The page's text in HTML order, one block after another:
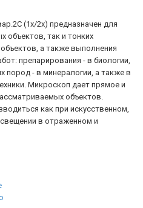
(1х/2х) предназначен для
объектов, так и тонких
а также выполнения
препарирования - в биологии,
пород - в минералогии, а также в
Микроскоп дает прямое и
объектов.
как при искусственном,
в отраженном и